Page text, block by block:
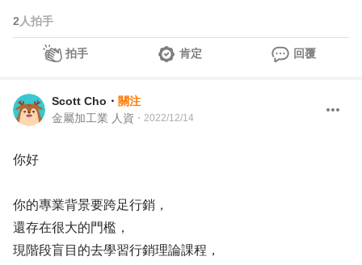
2 人拍手
拍手 肯定 回覆
Scott Cho ・ 關注
金屬加工業 人資 ・ 2022/12/14
你好
你的專業背景要跨足行銷，
還存在很大的門檻，
現階段盲目的去學習行銷理論課程，